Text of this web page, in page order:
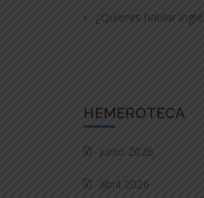
¿Quieres hablar
HEMEROTECA
junio 2026
abril 2026